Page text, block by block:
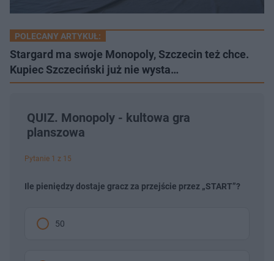
POLECANY ARTYKUŁ:
Stargard ma swoje Monopoly, Szczecin też chce.
Kupiec Szczeciński już nie wysta…
QUIZ. Monopoly - kultowa gra
planszowa
Pytanie 1 z 15
Ile pieniędzy dostaje gracz za przejście przez „START”?
50